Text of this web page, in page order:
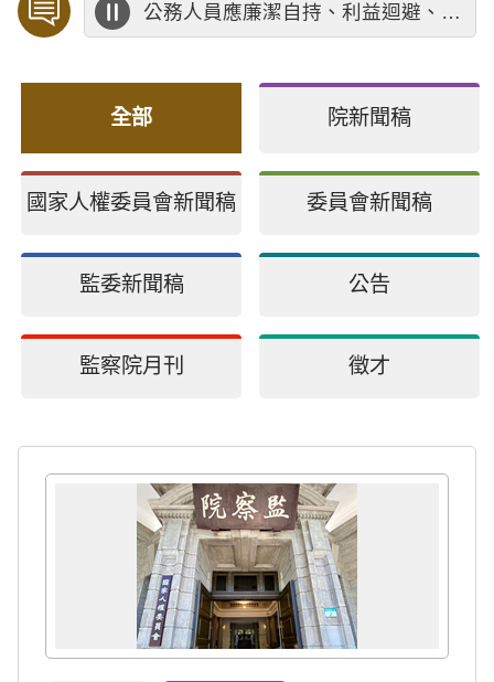
公務人員應廉潔自持、利益迴避、依法公正執行公務～考試院公務人員保障暨培訓委員會～
全部 院新聞稿
國家人權委員會新聞稿 委員會新聞稿
監委新聞稿 公告
監察院月刊 徵才